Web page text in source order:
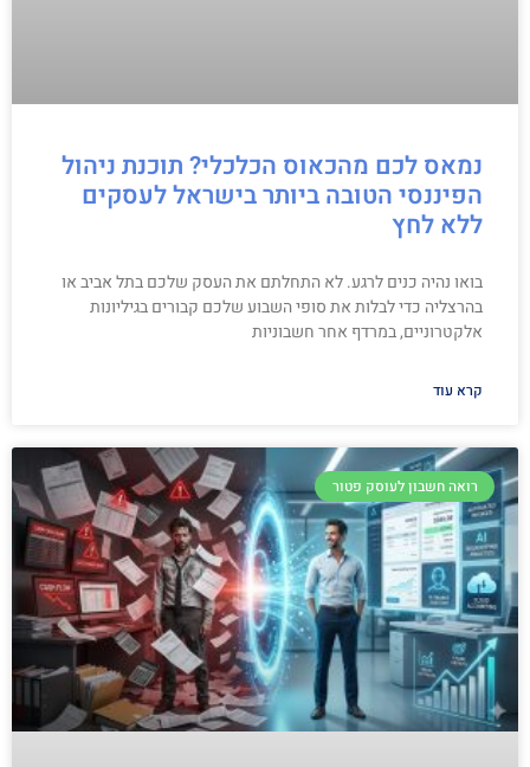
נמאס לכם מהכאוס הכלכלי? תוכנת ניהול
הפיננסי הטובה ביותר בישראל לעסקים
ללא לחץ
בואו נהיה כנים לרגע. לא התחלתם את העסק שלכם בתל אביב או
בהרצליה כדי לבלות את סופי השבוע שלכם קבורים בגיליונות
אלקטרוניים, במרדף אחר חשבוניות
קרא עוד
רואה חשבון לעוסק פטור